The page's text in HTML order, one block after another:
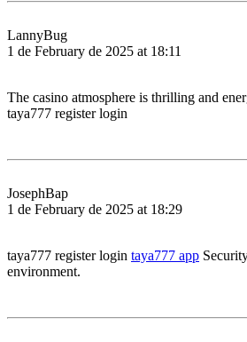
LannyBug
1 de February de 2025 at 18:11
The casino atmosphere is thrilling and
taya777 register login
JosephBap
1 de February de 2025 at 18:29
taya777 register login taya777 app
environment.